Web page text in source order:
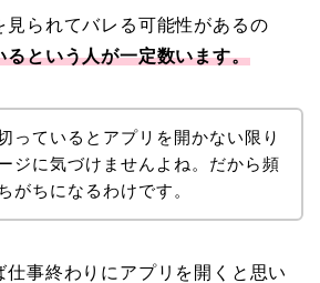
見られてバレる可能性があるの
るという人が一定数います。
っているとアプリを開かない限り
ジに気づけませんよね。だから頻
がちになるわけです。
仕事終わりにアプリを開くと思い